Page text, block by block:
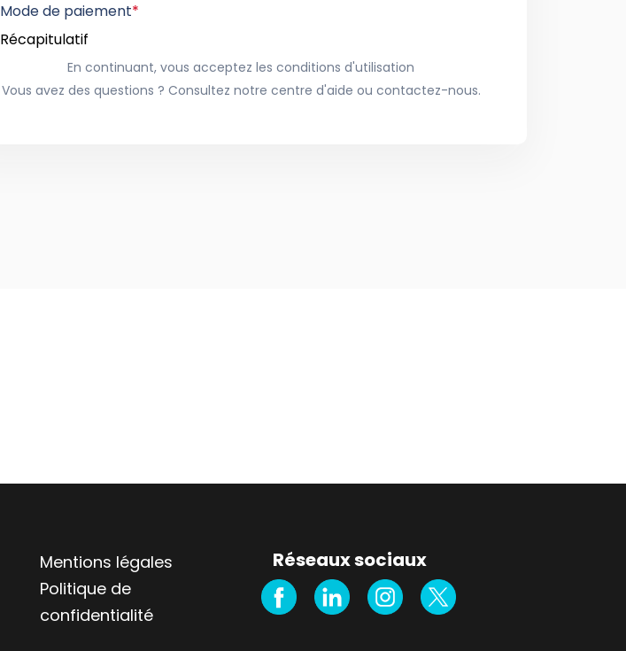
Mode de paiement*
Récapitulatif
En continuant, vous acceptez les conditions d'utilisation
Vous avez des questions ? Consultez notre centre d'aide ou contactez-nous.
Mentions légales
Politique de
confidentialité
Réseaux sociaux